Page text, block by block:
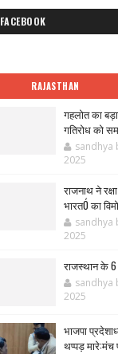
FACEBOOK
RAJASTHAN
गहलोत का
गतिरोध को
sandhya
2025
राजनाथ ने
भारतÓ का
sandhya
2025
राजस्थान के
sandhya
2025
भाजपा
थप्पड़